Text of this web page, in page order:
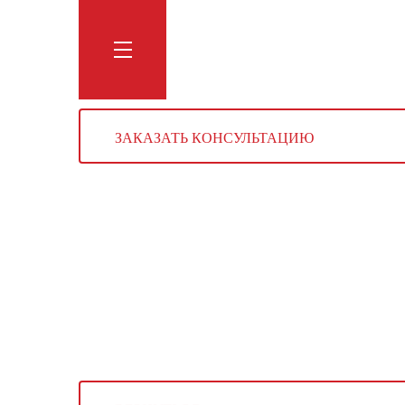
ЗАКАЗАТЬ КОНСУЛЬТАЦИЮ